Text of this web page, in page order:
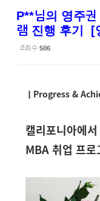
P**님의 영주
램 진행 후기 [
조회 수 506
ㅣProgress &
캘리포니아에
MBA 취업 프로